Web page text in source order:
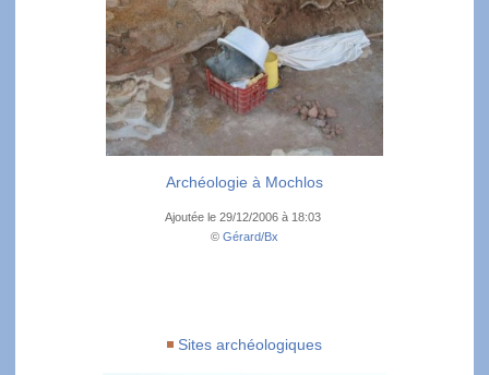
Archéologie à Mochlos
Ajoutée le 29/12/2006 à 18:03
© Gérard/Bx
Sites archéologiques